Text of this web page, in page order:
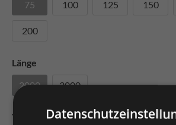
75
100 125 150
200
Länge
2000
3000
Tragkraft pro Rolle